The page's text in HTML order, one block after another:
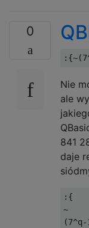
0
Nie
ale
841
daje
:{
~